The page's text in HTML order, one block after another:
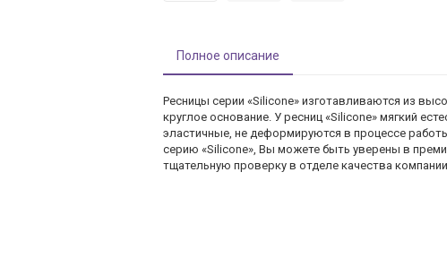
Полное описание
Ресницы серии «Silicone» изготавливаются из
круглое основание. У ресниц «Silicone» мягкий
эластичные, не деформируются в процессе
серию «Silicone», Вы можете быть уверены в
тщательную проверку в отделе качества